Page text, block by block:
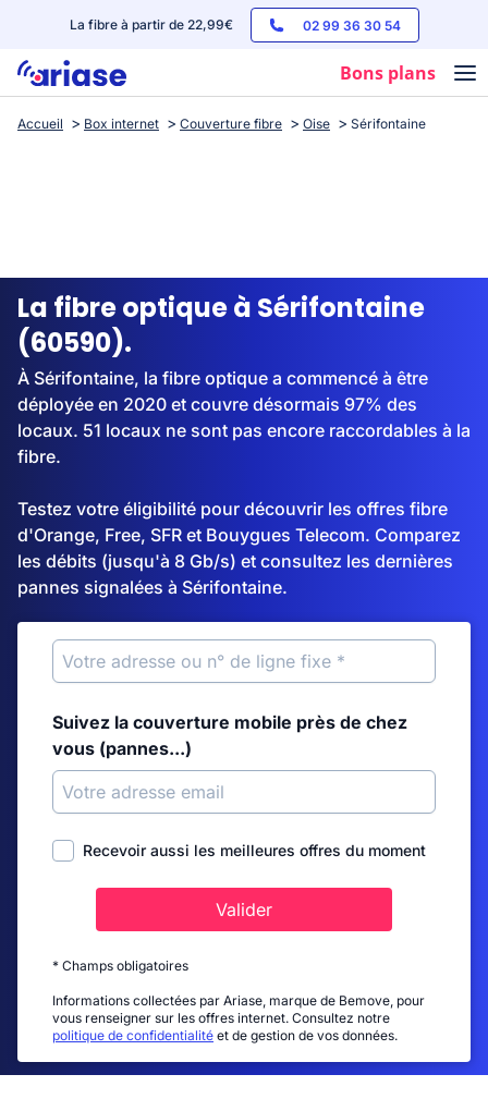
La fibre à partir de 22,99€ 02 99 36 30 54
Bons plans
Box internet
Streaming
Accueil Box internet Couverture fibre Oise Sérifontaine
La fibre optique à Sérifontaine
(60590).
À Sérifontaine, la fibre optique a commencé à être
déployée en 2020 et couvre désormais 97% des
locaux. 51 locaux ne sont pas encore raccordables à la
fibre.
Testez votre éligibilité pour découvrir les offres fibre
d'Orange, Free, SFR et Bouygues Telecom. Comparez
les débits (jusqu'à 8 Gb/s) et consultez les dernières
pannes signalées à Sérifontaine.
Suivez la couverture mobile près de chez
vous (pannes...)
Recevoir aussi les meilleures offres du moment
Valider
* Champs obligatoires
Informations collectées par Ariase, marque de Bemove, pour
vous renseigner sur les offres internet. Consultez notre
politique de confidentialité et de gestion de vos données.